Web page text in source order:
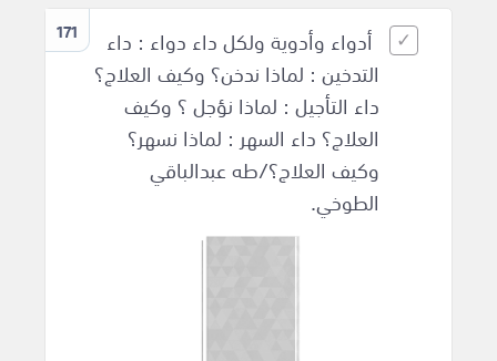
171
أدواء وأدوية ولكل داء دواء : داء
التدخين : لماذا ندخن؟ وكيف العلاج؟
داء التأجيل : لماذا نؤجل ؟ وكيف
العلاج؟ داء السهر : لماذا نسهر؟
وكيف العلاج؟/طه عبدالباقي
الطوخي.